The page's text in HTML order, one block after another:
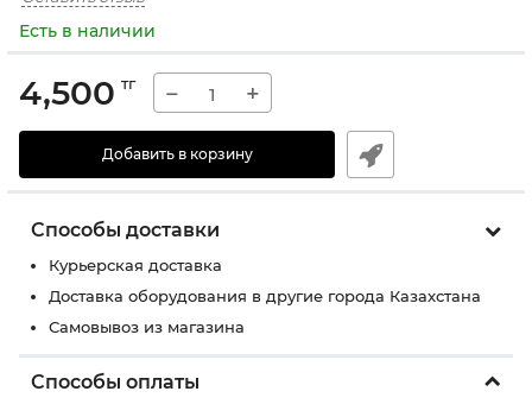
Есть в наличии
4,500 тг − +
Добавить в корзину
Способы доставки
Курьерская доставка
Доставка оборудования в другие города Казахстана
Самовывоз из магазина
Способы оплаты